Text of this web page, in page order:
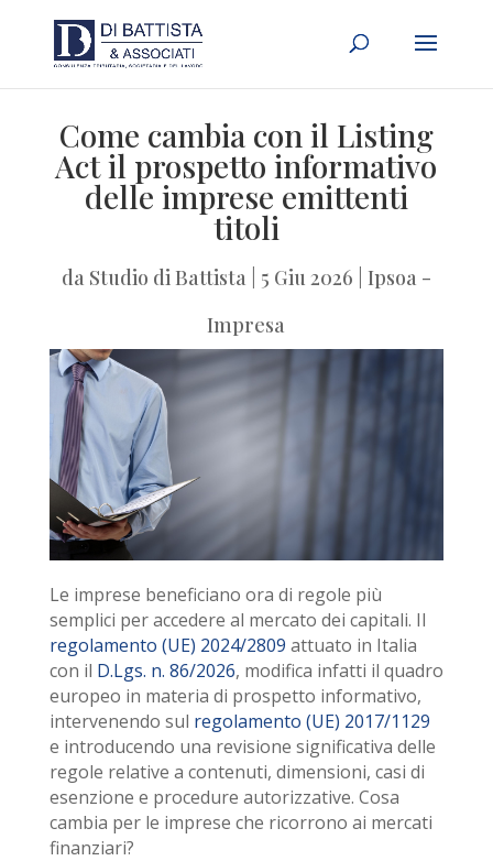
Come cambia con il Listing
Act il prospetto informativo
delle imprese emittenti
titoli
da Studio di Battista 5 Giu 2026 Ipsoa -
Impresa
Le imprese beneficiano ora di regole più
semplici per accedere al mercato dei capitali. Il
regolamento (UE) 2024/2809 attuato in Italia
con il D.Lgs. n. 86/2026, modifica infatti il quadro
europeo in materia di prospetto informativo,
intervenendo sul regolamento (UE) 2017/1129
e introducendo una revisione significativa delle
regole relative a contenuti, dimensioni, casi di
esenzione e procedure autorizzative. Cosa
cambia per le imprese che ricorrono ai mercati
finanziari?